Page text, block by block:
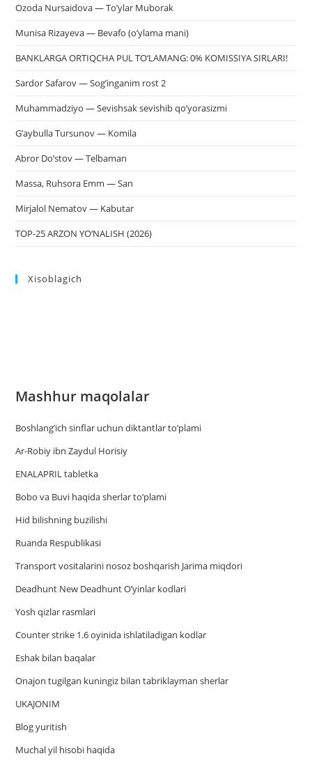
Ozoda Nursaidova — To’ylar Muborak
Munisa Rizayeva — Bevafo (o’ylama mani)
BANKLARGA ORTIQCHA PUL TO‘LAMANG: 0% KOMISSIYA SIRLARI!
Sardor Safarov — Sog’inganim rost 2
Muhammadziyo — Sevishsak sevishib qo’yorasizmi
G’aybulla Tursunov — Komila
Abror Do’stov — Telbaman
Massa, Ruhsora Emm — San
Mirjalol Nematov — Kabutar
TOP-25 ARZON YO‘NALISH (2026)
Xisoblagich
Mashhur maqolalar
Boshlang’ich sinflar uchun diktantlar to’plami
Ar-Robiy ibn Zaydul Horisiy
ENALAPRIL tabletka
Bobo va Buvi haqida sherlar to‘plami
Hid bilishning buzilishi
Ruanda Respublikasi
Trаnsport vositаlаrini nosoz boshqаrish Jаrimа miqdori
Deadhunt New Deadhunt O’yinlar kodlari
Yosh qizlar rasmlari
Counter strike 1.6 oyinida ishlatiladigan kodlar
Eshak bilan baqalar
Onajon tugilgan kuningiz bilan tabriklayman sherlar
UKAJONIM
Blog yuritish
Muchal yil hisobi haqida